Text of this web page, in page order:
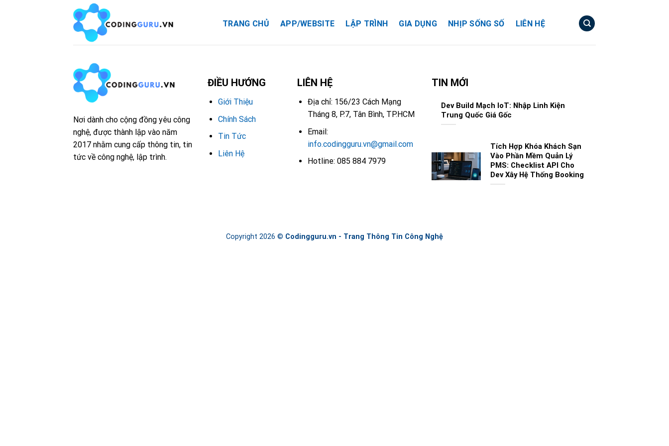
TRANG CHỦ APP/WEBSITE LẬP TRÌNH GIA DỤNG NHỊP SỐNG SỐ LIÊN HỆ
Nơi dành cho cộng đồng yêu công
nghệ, được thành lập vào năm
2017 nhằm cung cấp thông tin, tin
tức về công nghệ, lập trình.
ĐIỀU HƯỚNG
Giới Thiệu
Chính Sách
Tin Tức
Liên Hệ
LIÊN HỆ
Địa chỉ: 156/23 Cách Mạng
Tháng 8, P.7, Tân Bình, TP.HCM
Email:
info.codingguru.vn@gmail.com
Hotline: 085 884 7979
TIN MỚI
Dev Build Mạch IoT: Nhập Linh Kiện
Trung Quốc Giá Gốc
Tích Hợp Khóa Khách Sạn
Vào Phần Mềm Quản Lý
PMS: Checklist API Cho
Dev Xây Hệ Thống Booking
Copyright 2026 © Codingguru.vn - Trang Thông Tin Công Nghệ